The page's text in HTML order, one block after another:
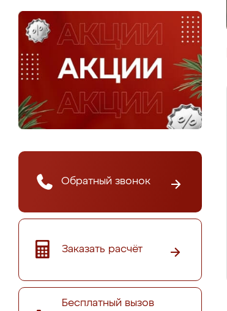
Обратный звонок
Заказать расчёт
Бесплатный вызов